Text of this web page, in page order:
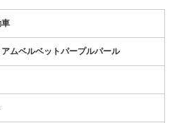
アムベルベットパープルパール